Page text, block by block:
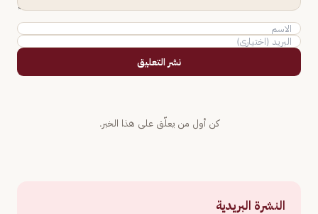
نشر التعليق
كن أول من يعلّق على هذا الخبر.
النشرة البريدية